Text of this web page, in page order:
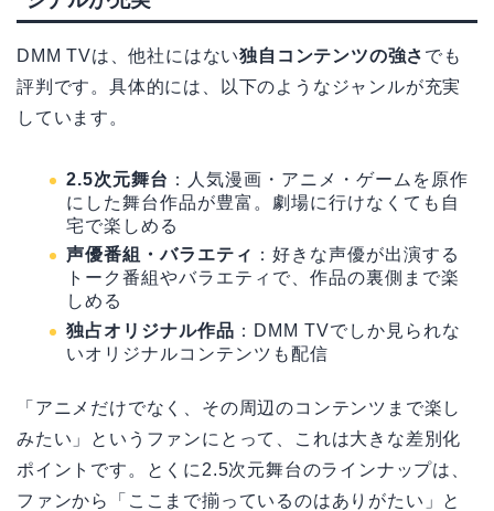
DMM TVは、他社にはない独自コンテンツの強さ でも
評判です。具体的には、以下のようなジャンルが充実
しています。
2.5次元舞台 ：人気漫画・アニメ・ゲームを原作
にした舞台作品が豊富。劇場に行けなくても自
宅で楽しめる
声優番組・バラエティ ：好きな声優が出演する
トーク番組やバラエティで、作品の裏側まで楽
しめる
独占オリジナル作品 ：DMM TVでしか見られな
いオリジナルコンテンツも配信
「アニメだけでなく、その周辺のコンテンツまで楽し
みたい」というファンにとって、これは大きな差別化
ポイントです。とくに2.5次元舞台のラインナップは、
ファンから「ここまで揃っているのはありがたい」と